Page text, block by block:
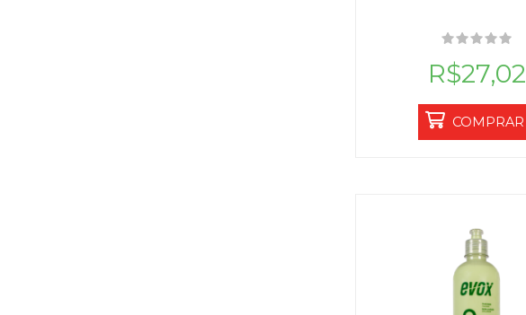
R$27,02
COMPRAR